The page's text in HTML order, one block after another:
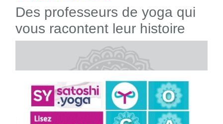
Des professeurs de yoga qui
vous racontent leur histoire